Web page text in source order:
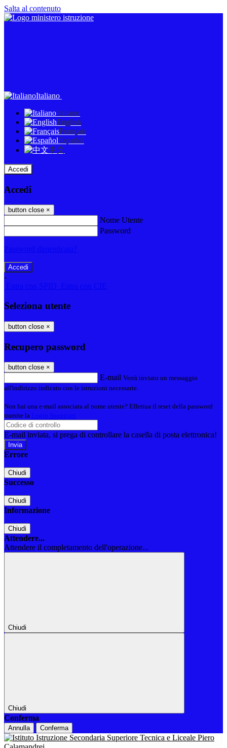
Salta al contenuto
Italiano
Italiano
English
Français
Español
中文
Accedi
Accedi
button close ×
Nome Utente
Password
-
Seleziona utente
button close ×
Recupero password
button close ×
E-mail Verrà inviato un messaggio
all'indirizzo indicato con le istruzioni necessarie.
Non hai una e-mail associata al nome utente? Effettua il reset della password
tramite la
E-mail inviata, si prega di controllare la casella di posta elettronica!
Errore
Chiudi
Successo
Chiudi
Informazione
Chiudi
Attendere...
Attendere il completamento dell'operazione...
Chiudi
Chiudi
Conferma
Annulla Conferma